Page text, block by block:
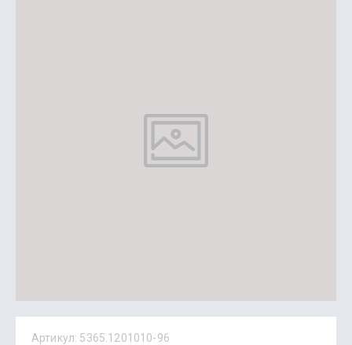
Артикул: 5365.1201010-96